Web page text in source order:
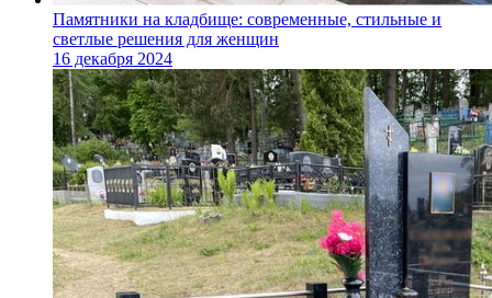
Памятники на кладбище: современные, стильные и
светлые решения для женщин
16 декабря 2024